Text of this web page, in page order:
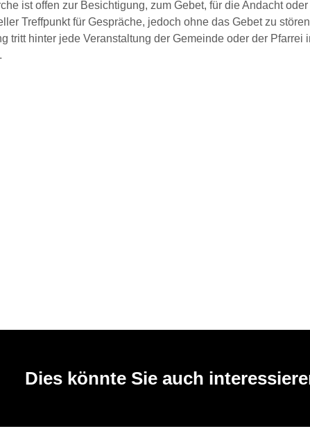
ist offen zur Besichtigung, zum Gebet, für die Andacht oder
Treffpunkt für Gespräche, jedoch ohne das Gebet zu
tritt hinter jede Veranstaltung der Gemeinde oder der Pfarrei
Dies könnte Sie auch